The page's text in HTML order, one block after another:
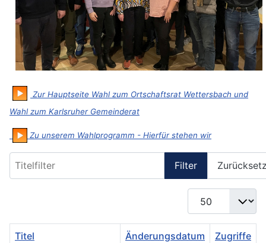
Zur Hauptseite Wahl zum Ortschaftsrat Wettersbach und
Wahl zum Karlsruher Gemeinderat
Zu unserem Wahlprogramm - Hierfür stehen wir
Filter
Anzeige #
Titel Änderungsdatum Zugriffe